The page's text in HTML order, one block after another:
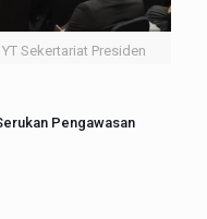
Sekertariat Presiden
Pengawasan